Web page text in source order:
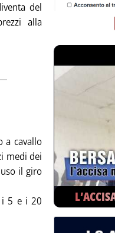
del
alla
a cavallo
medi dei
il giro
i 5 e i 20
si chiude il giro